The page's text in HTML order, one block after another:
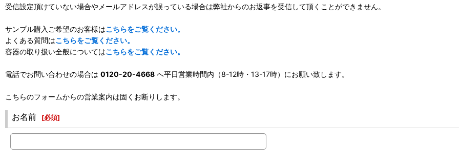
受信設定頂けていない場合やメールアドレスが誤っている場合は弊社からのお返事を受信して頂くことができません。
サンプル購入ご希望のお客様はこちらをご覧ください。
よくある質問はこちらをご覧ください。
容器の取り扱い全般についてはこちらをご覧ください。
電話でお問い合わせの場合は 0120-20-4668 へ平日営業時間内（8-12時・13-17時）にお願い致します。
こちらのフォームからの営業案内は固くお断りします。
お名前 [必須]